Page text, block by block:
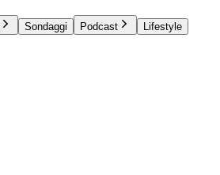
Sondaggi Podcast
Lifestyle